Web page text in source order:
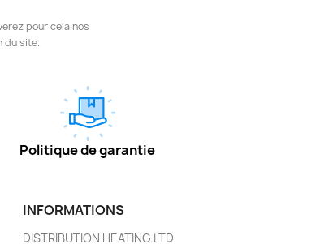
pour cela nos
du site.
Politique de garantie
INFORMATIONS
DISTRIBUTION HEATING.LTD